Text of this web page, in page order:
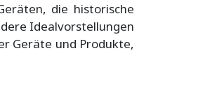
die historische
Idealvorstellungen
Geräte und Produkte,